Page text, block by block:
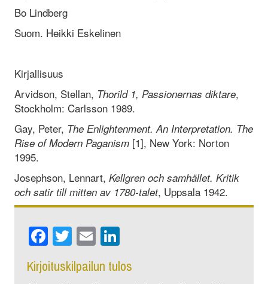
Bo Lindberg
Suom. Heikki Eskelinen
Kirjallisuus
Arvidson, Stellan, Thorild 1, Passionernas diktare,
Stockholm: Carlsson 1989.
Gay, Peter, The Enlightenment. An Interpretation. The
Rise of Modern Paganism[1], New York: Norton
1995.
Josephson, Lennart, Kellgren och samhället. Kritik
och satir till mitten av 1780-talet, Uppsala 1942.
Facebook
Twitter
EmailLinkedIn
Kirjoituskilpailun tulos